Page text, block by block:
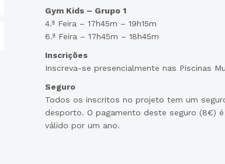
Gym Kids – Grupo 1
4.ª Feira – 17h45m – 19h15m
6.ª Feira – 17h45m – 18h45m
Inscrições
Inscreva-se presencialmente nas Piscinas
Seguro
Todos os inscritos no projeto tem um
desporto. O pagamento deste seguro (8€)
válido por um ano.